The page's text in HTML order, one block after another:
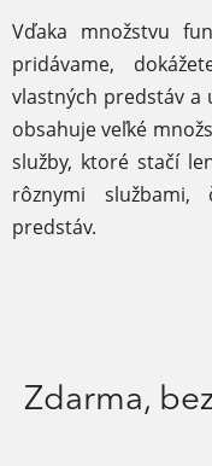
Vďaka množstvu
pridávame,
vlastných predstáv a
obsahuje veľké
služby, ktoré stačí
rôznymi
predstáv.
Zdarma,